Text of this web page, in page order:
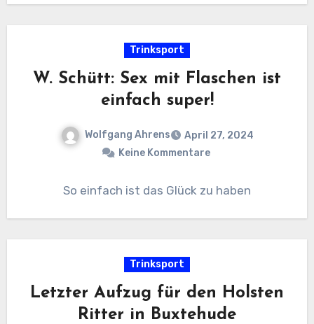
Trinksport
W. Schütt: Sex mit Flaschen ist
einfach super!
Wolfgang Ahrens
April 27, 2024
Keine Kommentare
So einfach ist das Glück zu haben
Trinksport
Letzter Aufzug für den Holsten
Ritter in Buxtehude